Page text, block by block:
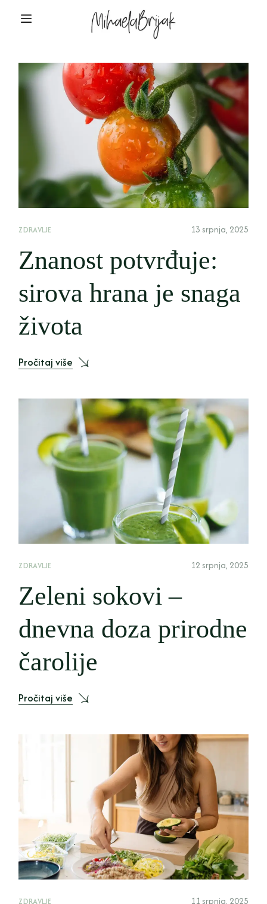
ZDRAVLJE 13 srpnja, 2025
Znanost potvrđuje:
sirova hrana je snaga
života
Pročitaj više
ZDRAVLJE 12 srpnja, 2025
Zeleni sokovi –
dnevna doza prirodne
čarolije
Pročitaj više
ZDRAVLJE 11 srpnja, 2025